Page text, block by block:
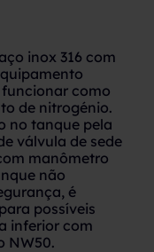
inox 316 com
como
de nitrogénio.
no tanque pela
válvula de sede
manômetro
não
é
possíveis
inferior com
NW50.